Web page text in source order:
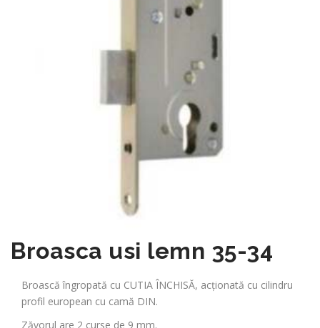
Broasca usi lemn 35-34
Broască îngropată cu CUTIA ÎNCHISĂ, acționată cu cilindru
profil european cu camă DIN.
Zăvorul are 2 curse de 9 mm.